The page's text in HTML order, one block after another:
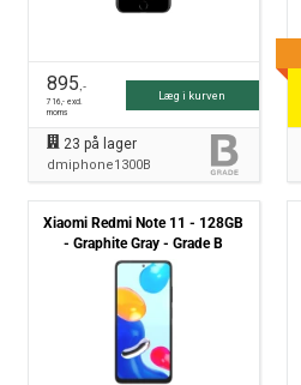
895,-
716,- excl.
moms
Læg i kurven
23 på lager
dmiphone1300B
Xiaomi Redmi Note 11 - 128GB
- Graphite Gray - Grade B